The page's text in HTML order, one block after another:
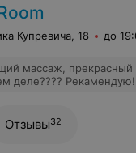
Купревича, 18 до
массаж, прекрасный
деле???? Рекамендую!
Отзывы32